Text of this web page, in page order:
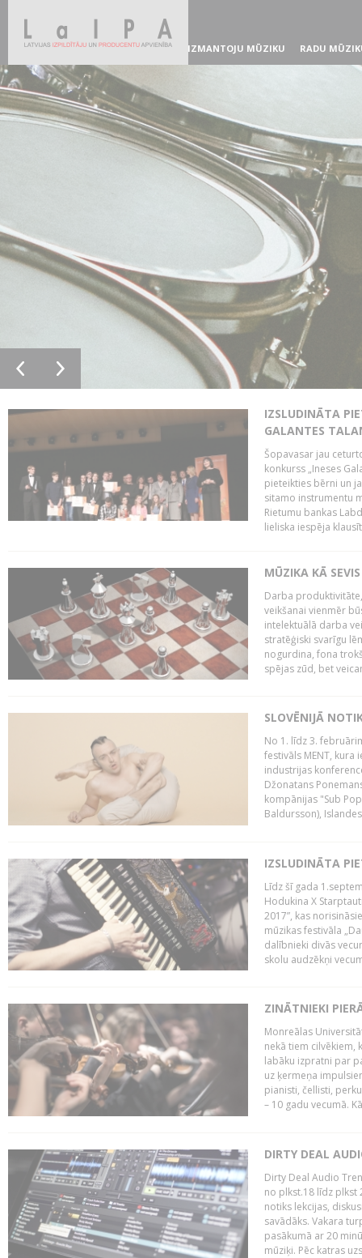
IZMANTOJU MŪZIKU RADU
IZSLUDINĀTA
GALANTES
Šopavasar jau
konkurss „Ineses
pieteikties bērni un
sitamo instrumentu
Rietumu bankas
lieliska iespēja
MŪZIKA KĀ
Darba
veikšanai vienmēr
intelektuālā darba
stratēģiski svarīgu
nogurdina, fona
spējas zūd, bet
SLOVĒNIJĀ
No 1. līdz 3.
festivāls MENT, kura
industrijas
Džonatans
kompānijas "Sub
Baldursson),
IZSLUDINĀTA
Līdz šī gada
Hodukina X
2017”, kas
mūzikas festivāla
dalībnieki divās
skolu audzēkņi
ZINĀTNIEKI
Monreālas
nekā tiem cilvēkiem,
labāku izpratni par
uz ķermeņa
pianisti, čellisti,
– 10 gadu vecumā.
DIRTY DEAL
Dirty Deal Audio
no plkst.18 līdz plkst
notiks lekcijas,
savādāks. Vakara
pasākumā ar 20
mūziķi. Pēc katras